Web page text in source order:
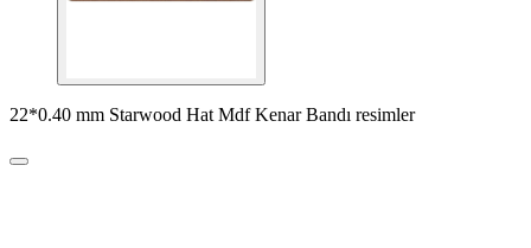
22*0.40 mm Starwood Hat Mdf Kenar Bandı resimler